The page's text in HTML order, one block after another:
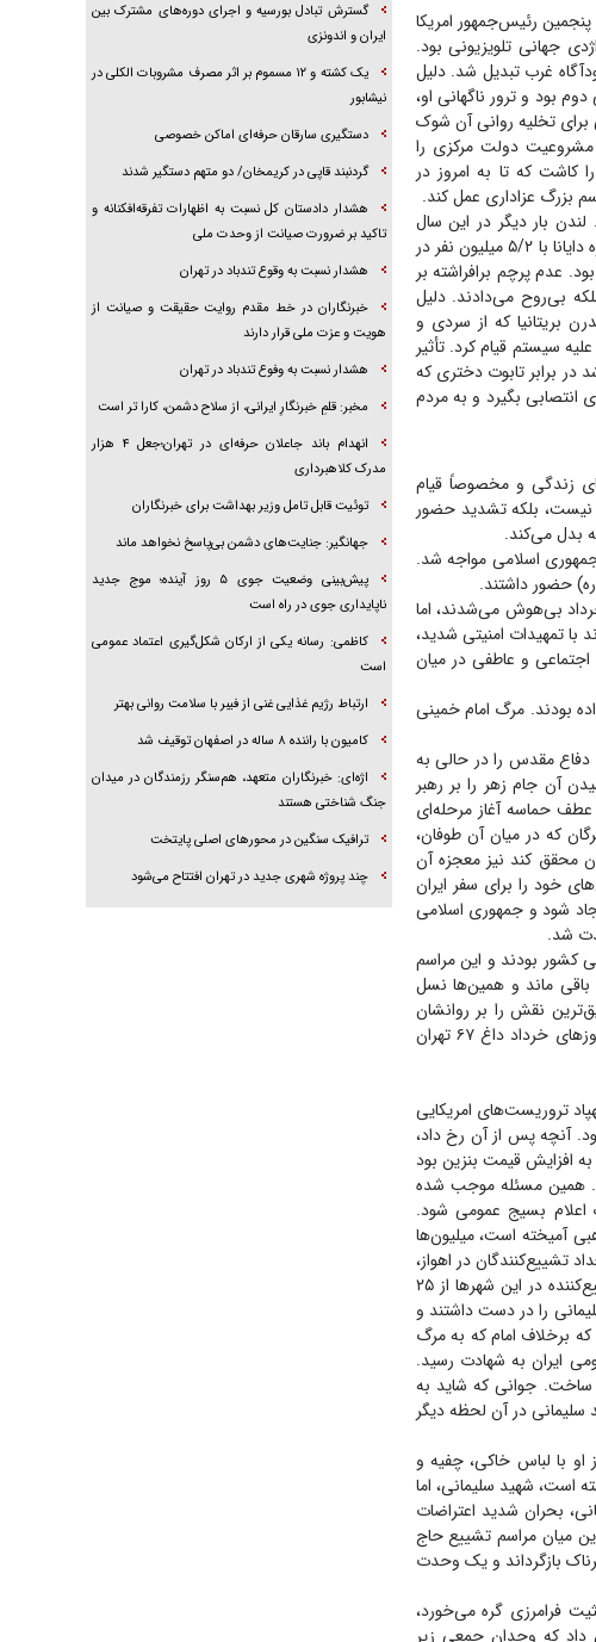
است. تشییع جنازه سی و پنجمین رئیس‌جمهور امریکا
مراسم با حضور سران ۹۲ کشور، اولین تراژدی جهانی تلویزیونی بود.
غرب تبدیل شد. دلیل
بود و ترور ناگهانی او،
تخلیه روانی آن شوک
مشروعیت دولت مرکزی را
کاشت که تا به امروز در
بزرگ عزاداری عمل کند.
بزرگ مربوط به پرنسس دایانا در سال ۱۹۹۷ است. لندن بار دیگر در این سال
شاهد سیل جمعیت بود، اما این‌بار مردم گریه نمی‌کردند، بلکه خشمگین بودند. تشییع جنازه دایانا با ۵/۲ میلیون نفر در
بود. عدم پرچم برافراشته بر
بی‌روح می‌دادند. دلیل
بریتانیا که از سردی و
سیستم قیام کرد. تأثیر
در برابر تابوت دختری که
انتصابی بگیرد و به مردم
زندگی و مخصوصاً قیام
نیست، بلکه تشدید حضور
بدل می‌کند.
جمهوری اسلامی مواجه شد.
خرداد بی‌هوش می‌شدند، اما
با تمهیدات امنیتی شدید،
و عاطفی در میان
بودند. مرگ امام خمینی
سال دفاع مقدس را در حالی به
آن جام زهر را بر رهبر
عطف حماسه آغاز مرحله‌ای
که در میان آن طوفان،
محقق کند نیز معجزه آن
خود را برای سفر ایران
شود و جمهوری اسلامی
شد.
کشور بودند و این مراسم
باقی ماند و همین‌ها نسل
نقش را بر روانشان
گذاشت. پیوند عاطفی با ولایت، نه از کتاب و مجالس، بلکه از اشک‌های ریخته شده در روز‌های خرداد داغ ۶۷ تهران
پهپاد تروریست‌های امریکایی
آنچه پس از آن رخ داد،
افزایش قیمت بنزین بود
همین مسئله موجب شده
اعلام بسیج عمومی شود.
آمیخته است، میلیون‌ها
تشییع‌کنندگان در اهواز،
مشهد، تهران، قم و کرمان به شکل باورنکردنی افزایش پیدا می‌کرد و برآورد جمعیت تشییع‌کننده در این شهر‌ها از ۲۵
را در دست داشتند و
که برخلاف امام که به مرگ
ایران به شهادت رسید.
ساخت. جوانی که شاید به
سلیمانی در آن لحظه دیگر
با لباس خاکی، چفیه و
است، شهید سلیمانی، اما
بحران شدید اعتراضات
میان مراسم تشییع حاج
بازگرداند و یک وحدت
فرامرزی گره می‌خورد،
داد که وجدان جمعی زیر
فریاد‌ها و ناله‌های دوستان مبارزدلم را آتش می‌زد
گسترش تبادل بورسیه و اجرای دوره‌های مشترک بین
ایران و اندونزی
یک کشته و ۱۲ مسموم بر اثر مصرف مشروبات الکلی در
نیشابور
دستگیری سارقان حرفه‌ای اماکن خصوصی
گردنبند قاپی در کریمخان/ دو متهم دستگیر شدند
هشدار دادستان کل نسبت به اظهارات تفرقه‌افکنانه و
تاکید بر ضرورت صیانت از وحدت ملی
هشدار نسبت به وقوع تندباد در تهران
خبرنگاران در خط مقدم روایت حقیقت و صیانت از
هویت و عزت ملی قرار دارند
هشدار نسبت به وفوع تندباد در تهران
مخبر: قلمِ خبرنگارِ ایرانی، از سلاح دشمن، کارا تر است
انهدام باند جاعلان حرفه‌ای در تهران؛جعل ۴ هزار
مدرک کلاهبرداری
توئیت قابل تامل وزیر بهداشت برای خبرنگاران
جهانگیر: جنایت‌های دشمن بی‌پاسخ نخواهد ماند
پیش‌بینی وضعیت جوی ۵ روز آینده؛ موج جدید
ناپایداری جوی در راه است
کاظمی: رسانه یکی از ارکان شکل‌گیری اعتماد عمومی
است
ارتباط رژیم غذایی غنی از فیبر با سلامت روانی بهتر
کامیون با راننده ۸ ساله در اصفهان توقیف شد
اژه‌ای: خبرنگاران متعهد، هم‌سنگر رزمندگان در میدان
جنگ شناختی هستند
ترافیک سنگین در محورهای اصلی پایتخت
چند پروژه شهری جدید در تهران افتتاح می‌شود